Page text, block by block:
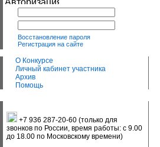
Восстановление пароля
Регистрация на сайте
О Конкурсе
Личный кабинет участника
Архив
Помощь
+7 936 287-20-60 (только для
звонков по России, время работы: с 9.00
до 18.00 по Московскому времени)